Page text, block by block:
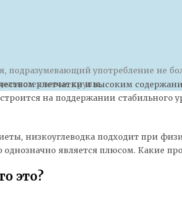
употребление не
крупы.
клетчатки и высоким
на поддержании стабильного
низкоуглеводка подходит при
является плюсом. Какие
это?